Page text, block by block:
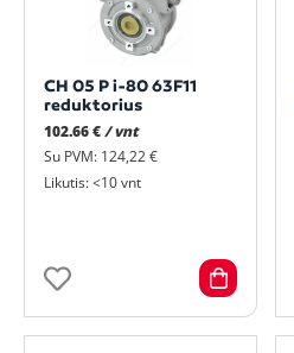
CH 05 P i-80 63F11
reduktorius
102.66 €/ vnt
Su PVM: 124,22 €
Likutis: <10 vnt